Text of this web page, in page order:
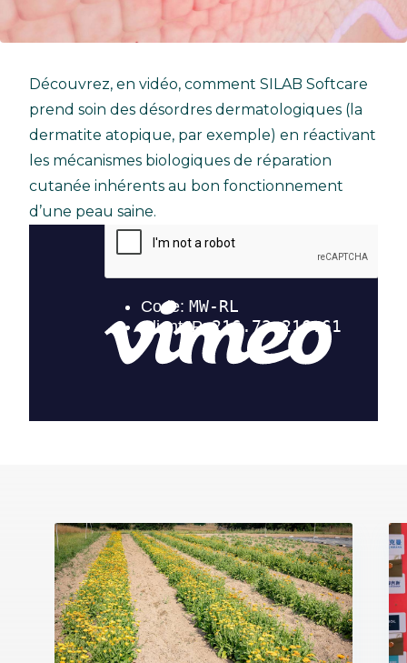
Découvrez, en vidéo, comment SILAB Softcare
prend soin des désordres dermatologiques (la
dermatite atopique, par exemple) en réactivant
les mécanismes biologiques de réparation
cutanée inhérents au bon fonctionnement
d’une peau saine.